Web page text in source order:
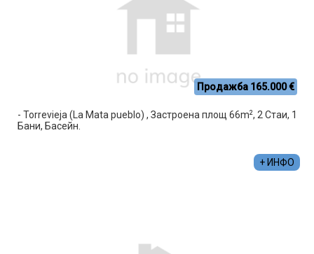
Продажба 165.000 €
- Torrevieja (La Mata pueblo) , Застроена площ 66m2, 2 Стаи, 1
Бани, Басейн.
+ ИНФО